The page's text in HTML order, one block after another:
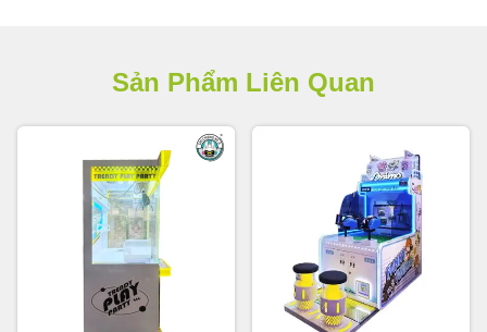
Sản Phẩm Liên Quan